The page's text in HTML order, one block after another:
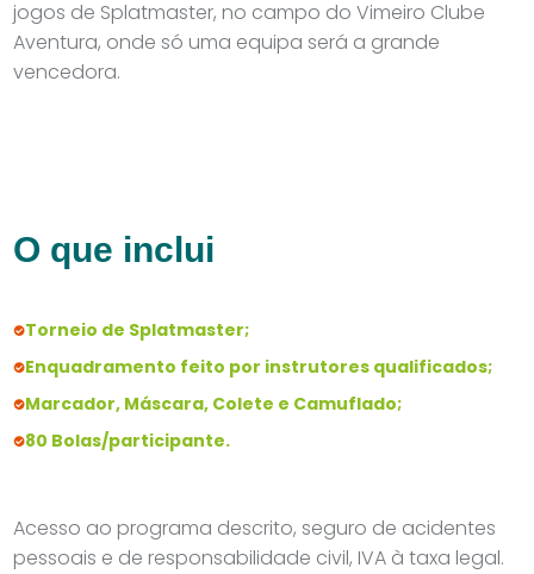
jogos de Splatmaster, no campo do Vimeiro Clube
Aventura, onde só uma equipa será a grande
vencedora.
O que inclui
Torneio de Splatmaster;
Enquadramento feito por instrutores qualificados;
Marcador, Máscara, Colete e Camuflado;
80 Bolas/participante.
Acesso ao programa descrito, seguro de acidentes
pessoais e de responsabilidade civil, IVA à taxa legal.